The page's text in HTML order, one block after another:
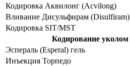
Кодировка Аквилонг (Acvilong)
Вливание Дисульфирам (Disulfiram)
Кодировка SIT/MST
Кодирование уколом
Эспераль (Esperal) гель
Инъекция Торпедо